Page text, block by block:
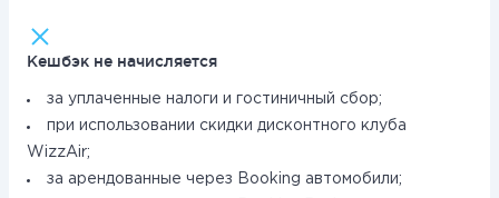
Кешбэк не начисляется
за уплаченные налоги и гостиничный сбор;
при использовании скидки дисконтного клуба
WizzAir;
за арендованные через Booking автомобили;